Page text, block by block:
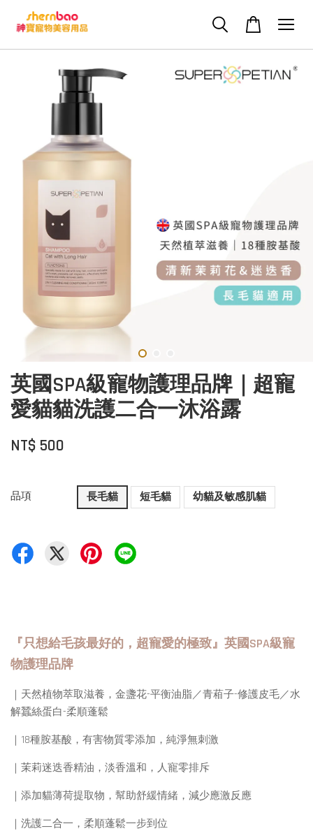
英國SPA級寵物護理品牌｜超寵
愛貓貓洗護二合一沐浴露
NT$ 500
品項 長毛貓 短毛貓 幼貓及敏感肌貓
『只想給毛孩最好的，超寵愛的極致』英國SPA級寵
物護理品牌
｜天然植物萃取滋養，金盞花-平衡油脂／青葙子-修護皮毛／水
解蠶絲蛋白-柔順蓬鬆
｜18種胺基酸，有害物質零添加，純淨無刺激
｜茉莉迷迭香精油，淡香溫和，人寵零排斥
｜添加貓薄荷提取物，幫助舒緩情緒，減少應激反應
｜洗護二合一，柔順蓬鬆一步到位